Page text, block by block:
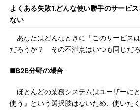
よくある失敗1.どんな使い勝手のサービ
ない
あなたはどんなときに「このサービス
だろうか？ その不満点はいつも同じだ
■B2B分野の場合
ほとんどの業務システムはユーザーに
使う』という選択肢はないため、使いた